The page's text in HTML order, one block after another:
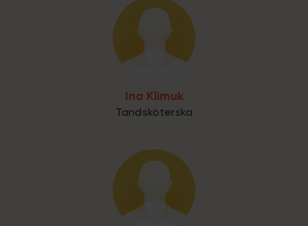
Ina Klimuk
Tandsköterska